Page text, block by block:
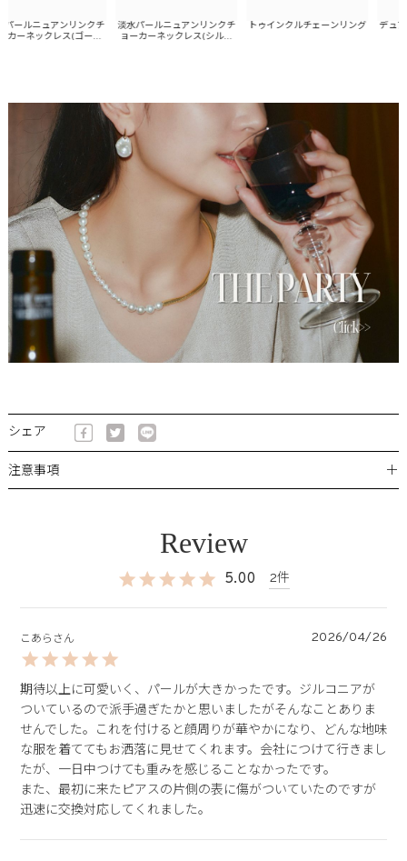
ルニュアンリンクチ
ーネックレス(ゴール
淡水パールニュアンリンクチ
ョーカーネックレス(シルバ
トゥインクルチェーンリング
デュアル
シェア
注意事項 ＋
5.00 2
こあら 2026/04/26
期待以上に可愛いく、パールが大きかったです。ジルコニアが
ついているので派手過ぎたかと思いましたがそんなことありま
せんでした。これを付けると顔周りが華やかになり、どんな地味
な服を着ててもお洒落に見せてくれます。会社につけて行きまし
たが、一日中つけても重みを感じることなかったです。
また、最初に来たピアスの片側の表に傷がついていたのですが
迅速に交換対応してくれました。